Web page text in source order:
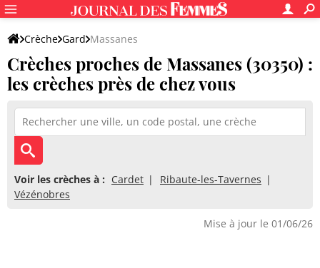
Crèche Gard Massanes
Crèches proches de Massanes (30350) :
les crèches près de chez vous
Voir les crèches à : Cardet
Ribaute-les-Tavernes
Vézénobres
Mise à jour le 01/06/26